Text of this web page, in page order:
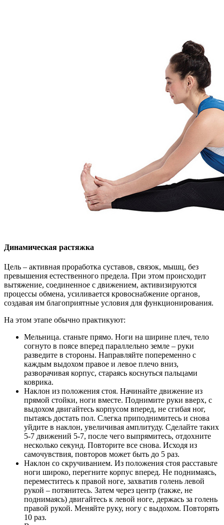
Динамическая растяжка
Цель – активная проработка суставов, связок, мышц, без
превышения естественного предела. При этом происходит
вытяжение, соединенное с движением, активизируются
процессы обмена, усиливается кровоснабжение органов,
создавая им благоприятные условия для функционирования.
На этом этапе обычно практикуют:
Мельница. станьте прямо. Ноги на ширине плеч, тело
согнуто в поясе вперед параллельно земле – руки
разведите в стороны. Направляйте попеременно с
каждым выдохом правое и левое плечо вниз,
разворачивая корпус, стараясь коснуться пальцами
коврика.
Наклон из положения стоя. Начинайте движение из
прямой стойки, ноги вместе. Поднимите руки вверх, с
выдохом двигайтесь корпусом вперед, не сгибая ног,
пытаясь достать пол. Слегка приподнимитесь и снова
уйдите в наклон, увеличивая амплитуду. Сделайте таких
5-7 движений 5-7, после чего выпрямитесь, отдохните
несколько секунд. Повторите все снова. Исходя из
самочувствия, повторов может быть до 5 раз.
Наклон со скручиванием. Из положения стоя расставьте
ноги широко, перегните корпус вперед. Не поднимаясь,
переместитесь к правой ноге, захватив голень левой
рукой – потянитесь. Затем через центр (также, не
поднимаясь) двигайтесь к левой ноге, держась за голень
правой рукой. Меняйте руку, ногу с выдохом. Повторять
10 раз.